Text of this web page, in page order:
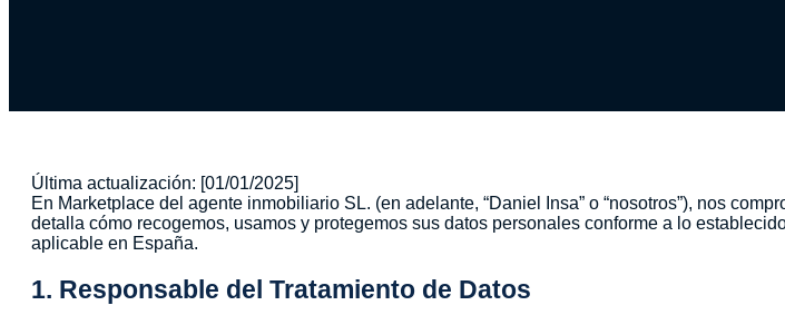
Última actualización: [01/01/2025]
En Marketplace del agente inmobiliario SL. (en adelante, “Daniel Insa” o “nosotros”), nos
detalla cómo recogemos, usamos y protegemos sus datos personales conforme a lo
aplicable en España.
1. Responsable del Tratamiento de Datos